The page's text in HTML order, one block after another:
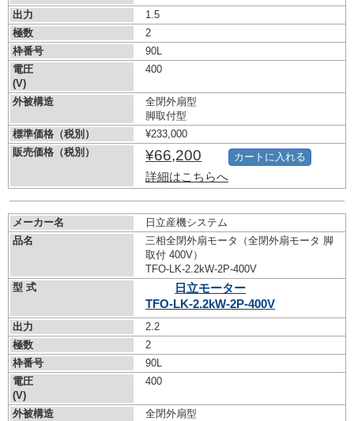
出力
1.5
極数
2
枠番号
90L
電圧
(V)
400
外被構造
全閉外扇型
脚取付型
標準価格（税別）
¥233,000
販売価格（税別）
¥66,200
詳細はこちらへ
カートに入れる
メーカー名
日立産機システム
品名
三相全閉外扇モータ（全閉外扇モータ 脚
取付 400V）
TFO-LK-2.2kW-2P-400V
型 式
日立モーター
TFO-LK-2.2kW-2P-400V
出力
2.2
極数
2
枠番号
90L
電圧
(V)
400
外被構造
全閉外扇型